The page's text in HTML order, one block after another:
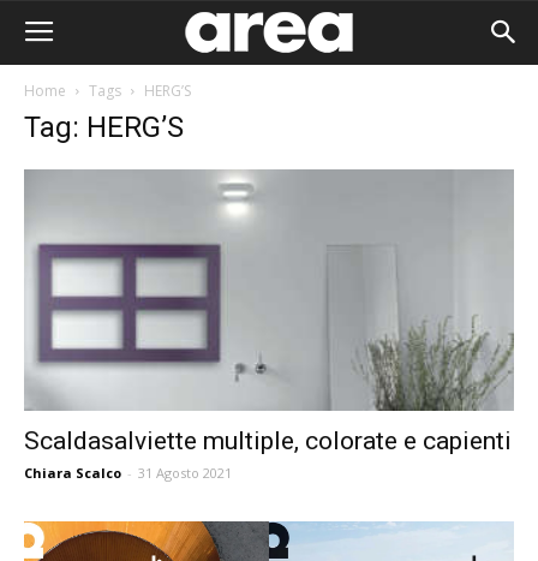
Home Tags HERG’S
Tag: HERG’S
Scaldasalviette multiple, colorate e capienti
Chiara Scalco - 31 Agosto 2021